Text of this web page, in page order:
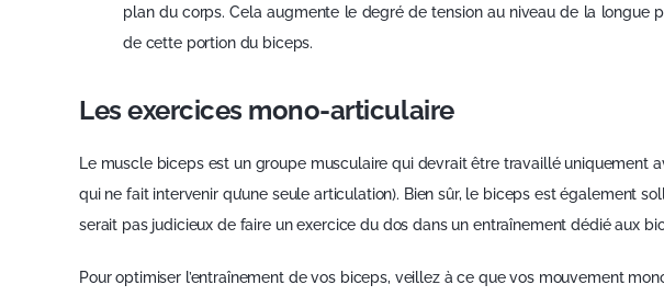
plan du corps. Cela augmente le degré de tension au niveau de la longue
de cette portion du biceps.
Les exercices mono-articulaire
Le muscle biceps est un groupe musculaire qui devrait être travaillé uniquement
qui ne fait intervenir qu’une seule articulation). Bien sûr, le biceps est également
serait pas judicieux de faire un exercice du dos dans un entraînement dédié aux
Pour optimiser l’entraînement de vos biceps, veillez à ce que vos mouvement